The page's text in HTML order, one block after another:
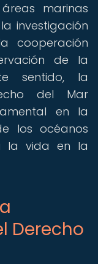
marinas
investigación
cooperación
de la
sentido, la
del Mar
en la
los océanos
la vida en la
Derecho